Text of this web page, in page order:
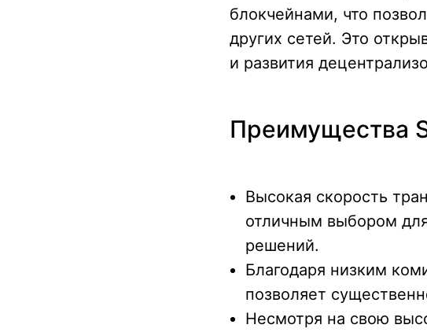
блокчейнами, что
других сетей. Это
и развития
Преимущества
Высокая скорость
отличным выбором
решений.
Благодаря низким
позволяет
Несмотря на свою